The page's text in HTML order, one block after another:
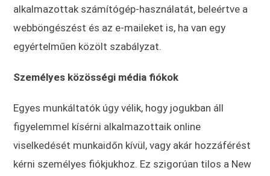
alkalmazottak számítógép-használatát, beleértve a
webböngészést és az e-maileket is, ha van egy
egyértelműen közölt szabályzat.
Személyes közösségi média fiókok
Egyes munkáltatók úgy vélik, hogy jogukban áll
figyelemmel kísérni alkalmazottaik online
viselkedését munkaidőn kívül, vagy akár hozzáférést
kérni személyes fiókjukhoz. Ez szigorúan tilos a New